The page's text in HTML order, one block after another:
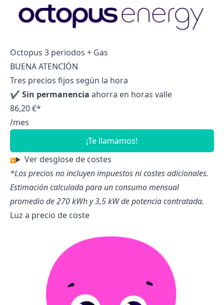
Octopus 3 periodos + Gas
BUENA ATENCIÓN
Tres precios fijos según la hora
✔ Sin permanencia ahorra en horas valle
86,20 €*
/mes
¡Te llamamos!
Ver desglose de costes
*Los precios no incluyen impuestos ni costes adicionales.
Estimación calculada para un consumo mensual
promedio de 270 kWh y 3,5 kW de potencia contratada.
Luz a precio de coste